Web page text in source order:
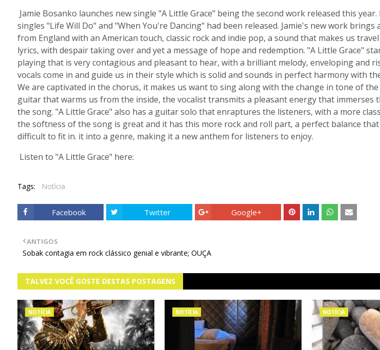
Jamie Bosanko launches new single "A Little Grace" being the second work released this
singles "Life Will Do" and "When You're Dancing" had been released. Jamie's new work
from England with an American touch, classic rock and indie pop, a sound that makes us
lyrics, with despair taking over and yet a message of hope and redemption. "A Little Grace"
playing that is very contagious and pleasant to hear, with a brilliant melody, enveloping and
vocals come in and guide us in their style which is solid and sounds in perfect harmony with
We are captivated in the chorus, it makes us want to sing along with the change in tone of
guitar that warms us from the inside, the vocalist transmits a pleasant energy that immerses
the song. "A Little Grace" also has a guitar solo that enraptures the listeners, with a more
the softness of the song is great and it has this more rock and roll part, a perfect balance
difficult to fit in. it into a genre, making it a new anthem for listeners to enjoy.
Listen to "A Little Grace" here:
Tags: Notícia
Facebook Twitter Google+
ANTIGOS
Sobak contagia em rock clássico genial e vibrante; OUÇA
TALVEZ VOCÊ GOSTE DESTAS POSTAGENS
NOTÍCIA NOTÍCIA NOTÍCIA